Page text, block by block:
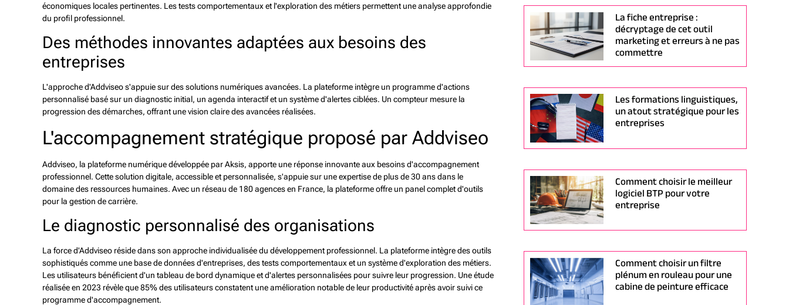
économiques locales pertinentes. Les tests comportementaux et l'exploration des métiers permettent une analyse approfondie
du profil professionnel.
Des méthodes innovantes adaptées aux besoins des
entreprises
L'approche d'Addviseo s'appuie sur des solutions numériques avancées. La plateforme intègre un programme d'actions
personnalisé basé sur un diagnostic initial, un agenda interactif et un système d'alertes ciblées. Un compteur mesure la
progression des démarches, offrant une vision claire des avancées réalisées.
L'accompagnement stratégique proposé par Addviseo
Addviseo, la plateforme numérique développée par Aksis, apporte une réponse innovante aux besoins d'accompagnement
professionnel. Cette solution digitale, accessible et personnalisée, s'appuie sur une expertise de plus de 30 ans dans le
domaine des ressources humaines. Avec un réseau de 180 agences en France, la plateforme offre un panel complet d'outils
pour la gestion de carrière.
Le diagnostic personnalisé des organisations
La force d'Addviseo réside dans son approche individualisée du développement professionnel. La plateforme intègre des outils
sophistiqués comme une base de données d'entreprises, des tests comportementaux et un système d'exploration des métiers.
Les utilisateurs bénéficient d'un tableau de bord dynamique et d'alertes personnalisées pour suivre leur progression. Une étude
réalisée en 2023 révèle que 85% des utilisateurs constatent une amélioration notable de leur productivité après avoir suivi ce
programme d'accompagnement.
La fiche entreprise :
décryptage de cet outil
marketing et erreurs à ne pas
commettre
Les formations linguistiques,
un atout stratégique pour les
entreprises
Comment choisir le meilleur
logiciel BTP pour votre
entreprise
Comment choisir un filtre
plénum en rouleau pour une
cabine de peinture efficace